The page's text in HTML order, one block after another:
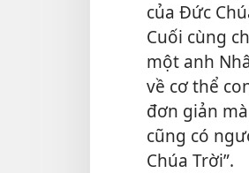
của Đức
Cuối cùng
một anh
về cơ thể
đơn giản
cũng có
Chúa Trời”.